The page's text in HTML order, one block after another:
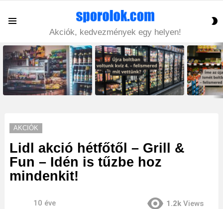
Akciók, kedvezmények egy helyen!
LATEST
STORIES
AKCIÓK
Lidl akció hétfőtől – Grill &
Fun – Idén is tűzbe hoz
mindenkit!
10 éve 1.2k Views